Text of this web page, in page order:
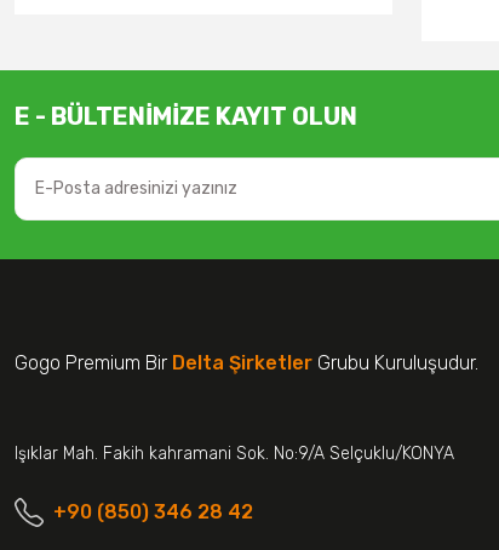
E - BÜLTENİMİZE KAYIT OLUN
Gogo Premium Bir Delta Şirketler Grubu Kuruluşudur.
Işıklar Mah. Fakih kahramani Sok. No:9/A Selçuklu/KONYA
+90 (850) 346 28 42